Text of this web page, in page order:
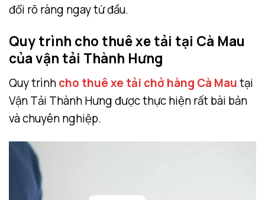
đổi rõ ràng ngay từ đầu.
Quy trình cho thuê xe tải tại Cà Mau
của vận tải Thành Hưng
Quy trìnhcho thuê xe tải chở hàng Cà Mautại
Vận Tải Thành Hưng được thực hiện rất bài bản
và chuyên nghiệp.